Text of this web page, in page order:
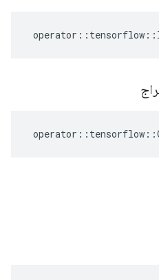
operator :: tensorflow ::
operator :: tensorflow ::